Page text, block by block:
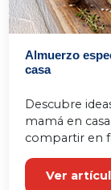
Almuerzo
casa
Descubre
mamá en
compartir en
Ver